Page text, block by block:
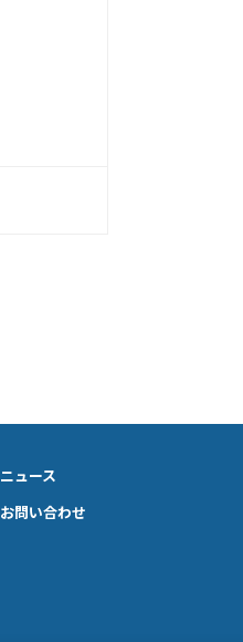
ニュース
お問い合わせ